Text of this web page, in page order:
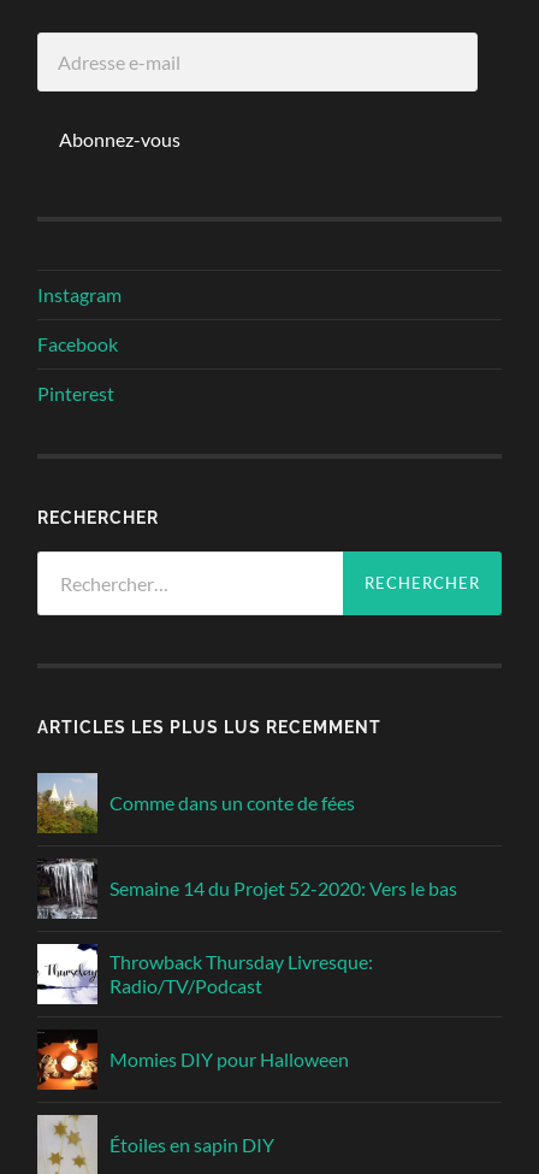
Abonnez-vous
Instagram
Facebook
Pinterest
RECHERCHER
ARTICLES LES PLUS LUS RECEMMENT
Comme dans un conte de fées
Semaine 14 du Projet 52-2020: Vers le bas
Throwback Thursday Livresque:
Radio/TV/Podcast
Momies DIY pour Halloween
Étoiles en sapin DIY